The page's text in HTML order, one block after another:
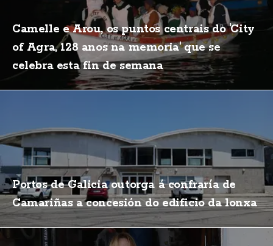
Camelle e Arou, os puntos centrais do 'City
of Agra, 128 anos na memoria' que se
celebra esta fin de semana
Portos de Galicia outorga á confraría de
Camariñas a concesión do edificio da lonxa